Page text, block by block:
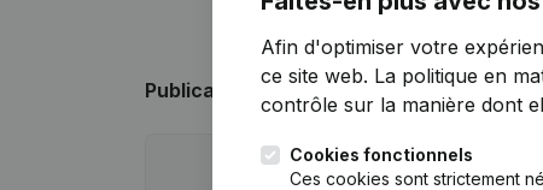
Publicationsde Fotoateljee Galle
Publication
Afin d'optimiser votre
ce site web. La politique en
contrôle sur la manière dont
Cookies fonctionnels
Ces cookies sont strictement